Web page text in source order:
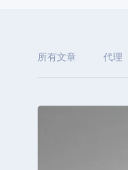
所有文章 代理